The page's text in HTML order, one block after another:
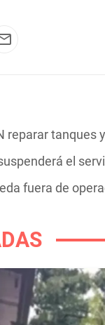
reparar tanques
el
fuera de